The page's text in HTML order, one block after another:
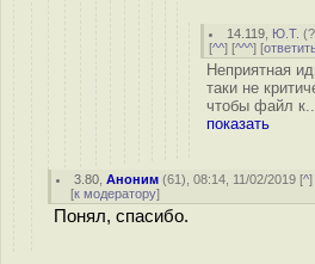
14.119 Ю.Т. (?
[^^] [^^^] [
Неприятная
таки не
чтобы файл
показать
3.80 ,Аноним (61), 08:14, 11/02/2019 [^]
[к модератору]
Понял, спасибо.